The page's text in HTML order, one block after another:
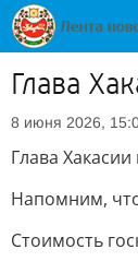
Глава
8 июня 2026,
Глава
Напомним,
Стоимость